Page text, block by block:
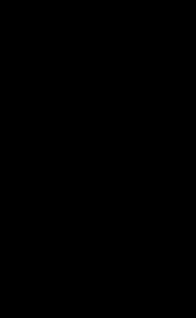
отличное, как